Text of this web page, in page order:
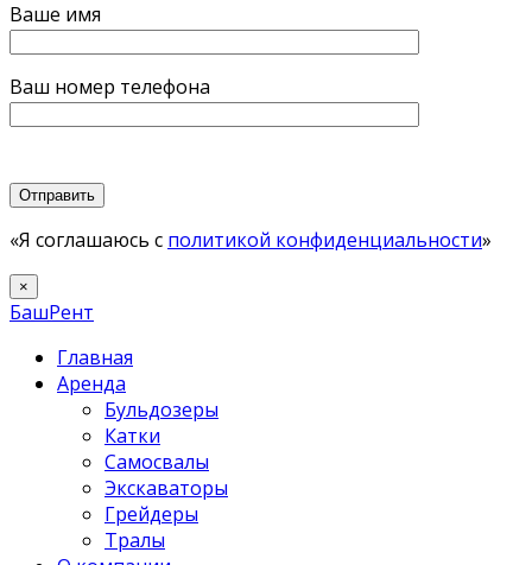
Ваше имя
Ваш номер телефона
«Я соглашаюсь с политикой конфиденциальности»
×
БашРент
Главная
Аренда
Бульдозеры
Катки
Самосвалы
Экскаваторы
Грейдеры
Тралы